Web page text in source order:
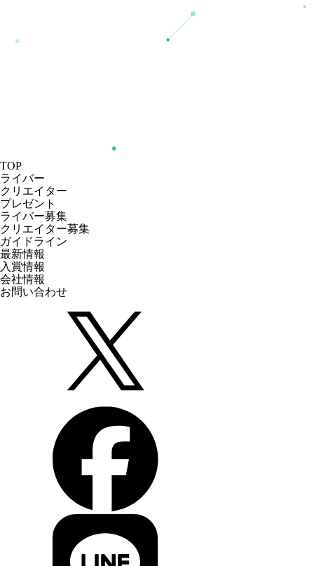
TOP
ライバー
クリエイター
プレゼント
ライバー募集
クリエイター募集
ガイドライン
最新情報
入賞情報
会社情報
お問い合わせ